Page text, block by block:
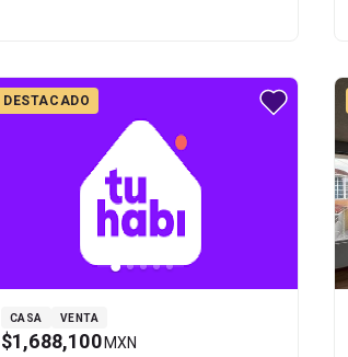
DESTACADO
CASA VENTA
$1,688,100 MXN